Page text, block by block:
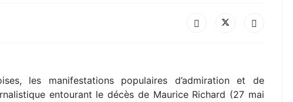
les manifestations populaires d’admiration et de
entourant le décès de Maurice Richard (27 mai